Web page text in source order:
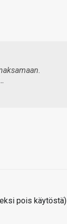
pois käytöstä)